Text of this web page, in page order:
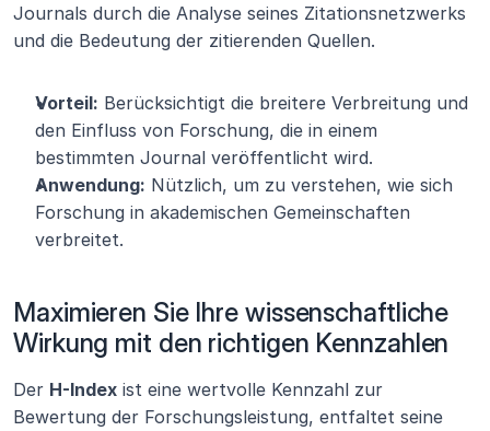
Journals durch die Analyse seines Zitationsnetzwerks
und die Bedeutung der zitierenden Quellen.
Vorteil: Berücksichtigt die breitere Verbreitung und
den Einfluss von Forschung, die in einem
bestimmten Journal veröffentlicht wird.
Anwendung: Nützlich, um zu verstehen, wie sich
Forschung in akademischen Gemeinschaften
verbreitet.
Maximieren Sie Ihre wissenschaftliche
Wirkung mit den richtigen Kennzahlen
Der H-Index ist eine wertvolle Kennzahl zur
Bewertung der Forschungsleistung, entfaltet seine